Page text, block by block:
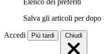
Salva gli articoli per dopo
Accedi Più tardi Chiudi